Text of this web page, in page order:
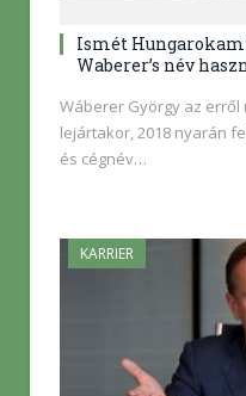
Ismét
Waberer’s név
Wáberer György az
lejártakor, 2018 nyarán
és cégnév…
KARRIER